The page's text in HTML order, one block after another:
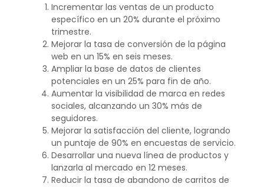
Incrementar las ventas de un producto
específico en un 20% durante el próximo
trimestre.
Mejorar la tasa de conversión de la página
web en un 15% en seis meses.
Ampliar la base de datos de clientes
potenciales en un 25% para fin de año.
Aumentar la visibilidad de marca en redes
sociales, alcanzando un 30% más de
seguidores.
Mejorar la satisfacción del cliente, logrando
un puntaje de 90% en encuestas de servicio.
Desarrollar una nueva línea de productos y
lanzarla al mercado en 12 meses.
Reducir la tasa de abandono de carritos de